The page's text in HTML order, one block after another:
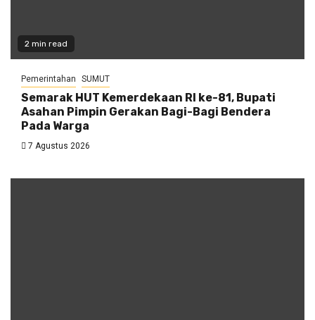
2 min read
Pemerintahan SUMUT
Semarak HUT Kemerdekaan RI ke-81, Bupati
Asahan Pimpin Gerakan Bagi-Bagi Bendera
Pada Warga
7 Agustus 2026